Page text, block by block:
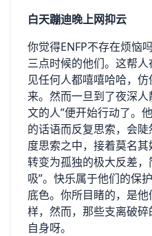
白天蹦迪晚上网抑云
你觉得ENFP不存在烦恼
三点时候的他们。这帮
见任何人都嘻嘻哈哈，
来。然而一旦到了夜深
文的人”便开始行动了。
的话语而反复思索，会
度思索之中，接着莫名
转变为孤独的极大反差
吸”。快乐属于他们的保
底色。你所目睹的，是
样，然而，那些支离破碎
自身呀。